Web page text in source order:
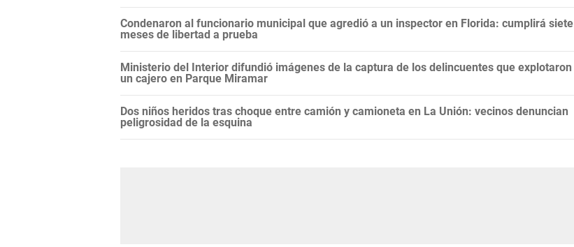
Condenaron al funcionario municipal que agredió a un inspector en Florida: cumplirá siete
meses de libertad a prueba
Ministerio del Interior difundió imágenes de la captura de los delincuentes que explotaron
un cajero en Parque Miramar
Dos niños heridos tras choque entre camión y camioneta en La Unión: vecinos denuncian
peligrosidad de la esquina